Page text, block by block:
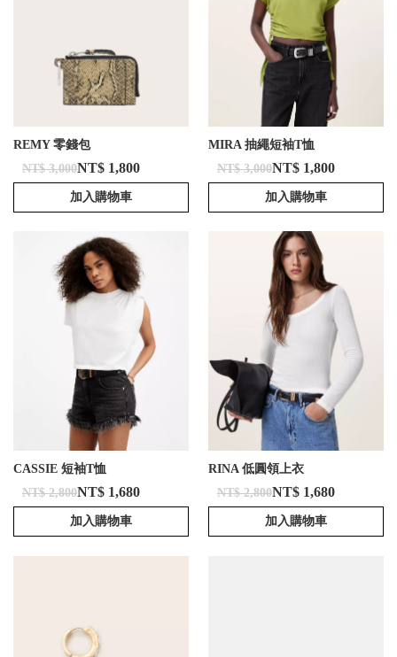
REMY 零錢包
NT$ 3,000NT$ 1,800
加入購物車
MIRA 抽繩短袖T恤
NT$ 3,000NT$ 1,800
加入購物車
CASSIE 短袖T恤
NT$ 2,800NT$ 1,680
加入購物車
RINA 低圓領上衣
NT$ 2,800NT$ 1,680
加入購物車